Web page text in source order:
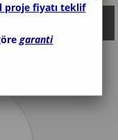
proje fiyatı teklif
garanti